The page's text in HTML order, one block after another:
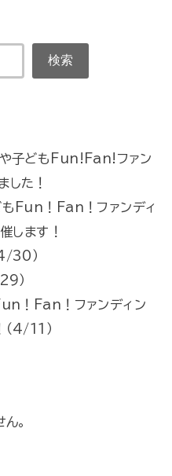
検索
や子どもFun!Fan!ファン
した！
もFun！Fan！ファンディ
します！
30）
）
！Fan！ファンディン
（4/11）
。